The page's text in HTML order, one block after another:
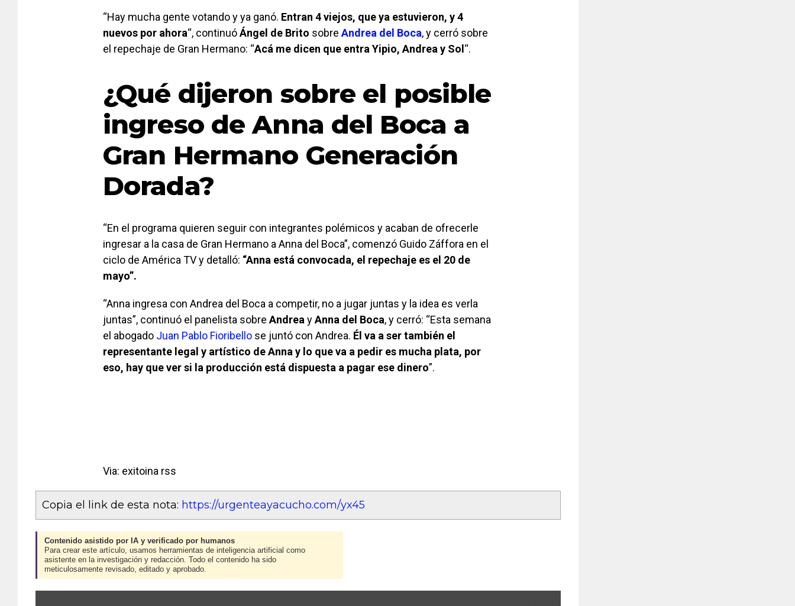
“Hay mucha gente votando y ya ganó. Entran 4 viejos, que ya estuvieron, y 4
nuevos por ahora“, continuóÁngel de Brito sobre Andrea del Boca, y cerró sobre
el repechaje de Gran Hermano: “Acá me dicen que entra Yipio, Andrea y Sol “.
¿Qué dijeron sobre el posible
ingreso de Anna del Boca a
Gran Hermano Generación
Dorada?
“En el programa quieren seguir con integrantes polémicos y acaban de ofrecerle
ingresar a la casa de Gran Hermano a Anna del Boca”, comenzó Guido Záffora en el
ciclo de América TV y detalló: “Anna está convocada, el repechaje es el 20 de
mayo”.
“Anna ingresa con Andrea del Boca a competir, no a jugar juntas y la idea es verla
juntas”, continuó el panelista sobre Andrea yAnna del Boca, y cerró: “Esta semana
el abogado Juan Pablo Fioribello se juntó con Andrea. Él va a ser también el
representante legal y artístico de Anna y lo que va a pedir es mucha plata, por
eso, hay que ver si la producción está dispuesta a pagar ese dinero”.
Via: exitoina rss
Copia el link de esta nota: https://urgenteayacucho.com/yx45
Contenido asistido por IA y verificado por humanos
Para crear este artículo, usamos herramientas de inteligencia artificial como
asistente en la investigación y redacción. Todo el contenido ha sido
meticulosamente revisado, editado y aprobado.